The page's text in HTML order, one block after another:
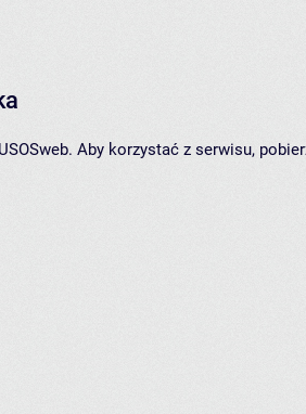
Aby korzystać z serwisu,